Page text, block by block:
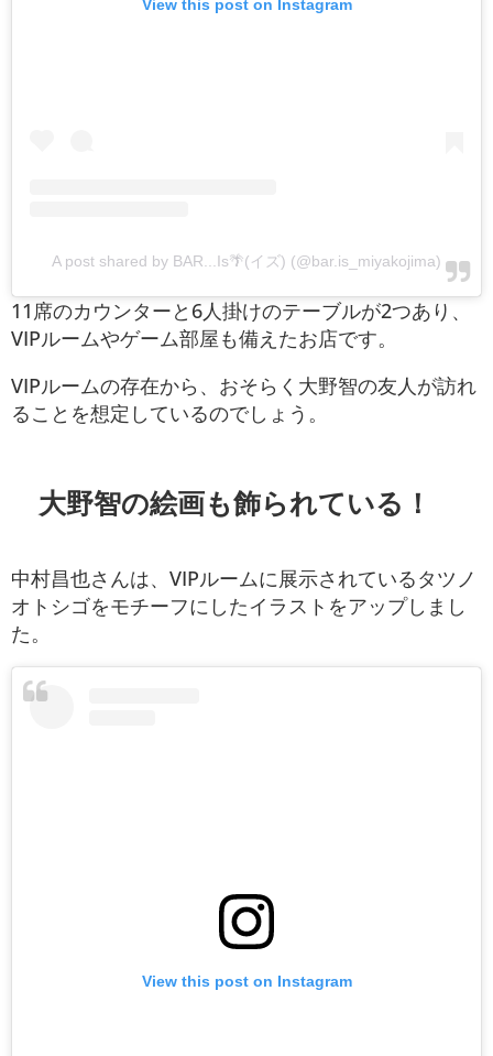
View this post on Instagram
A post shared by BAR...Is🌴(イズ) (@bar.is_miyakojima)
11席のカウンターと6人掛けのテーブルが2つあり、
VIPルームやゲーム部屋も備えたお店です。
VIPルームの存在から、おそらく大野智の友人が訪れ
ることを想定しているのでしょう。
大野智の絵画も飾られている！
中村昌也さんは、VIPルームに展示されているタツノ
オトシゴをモチーフにしたイラストをアップしまし
た。
View this post on Instagram